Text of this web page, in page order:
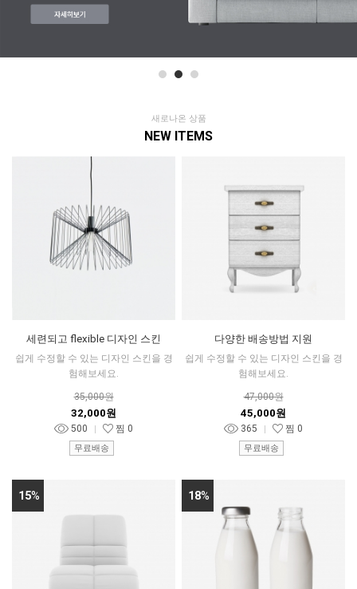
새로나온 상품
NEW ITEMS
세련되고 flexible 디자인 스킨
쉽게 수정할 수 있는 디자인 스킨을 경
험해보세요.
35,000원
32,000원
500 찜 0
무료배송
다양한 배송방법 지원
쉽게 수정할 수 있는 디자인 스킨을 경
험해보세요.
47,000원
45,000원
365 찜 0
무료배송
15% 18%